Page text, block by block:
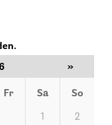
»
Fr Sa So
1 2